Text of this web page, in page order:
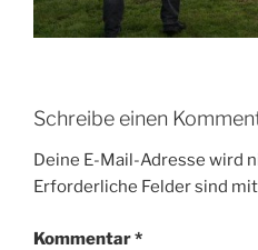
Schreibe einen
Deine E-Mail-Adresse wird
Erforderliche Felder sind mit
Kommentar*